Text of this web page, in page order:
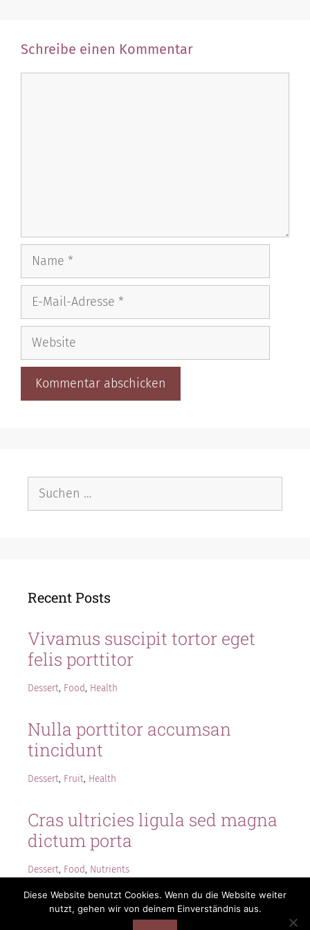
Schreibe einen Kommentar
Name
Adresse
Website
nach:
Recent Posts
Vivamus suscipit tortor eget
felis porttitor
Dessert, Food, Health
Nulla porttitor accumsan
tincidunt
Dessert, Fruit, Health
Cras ultricies ligula sed magna
dictum porta
Dessert, Food, Nutrients
Diese Website benutzt Cookies. Wenn du die Website weiter
nutzt, gehen wir von deinem Einverständnis aus.